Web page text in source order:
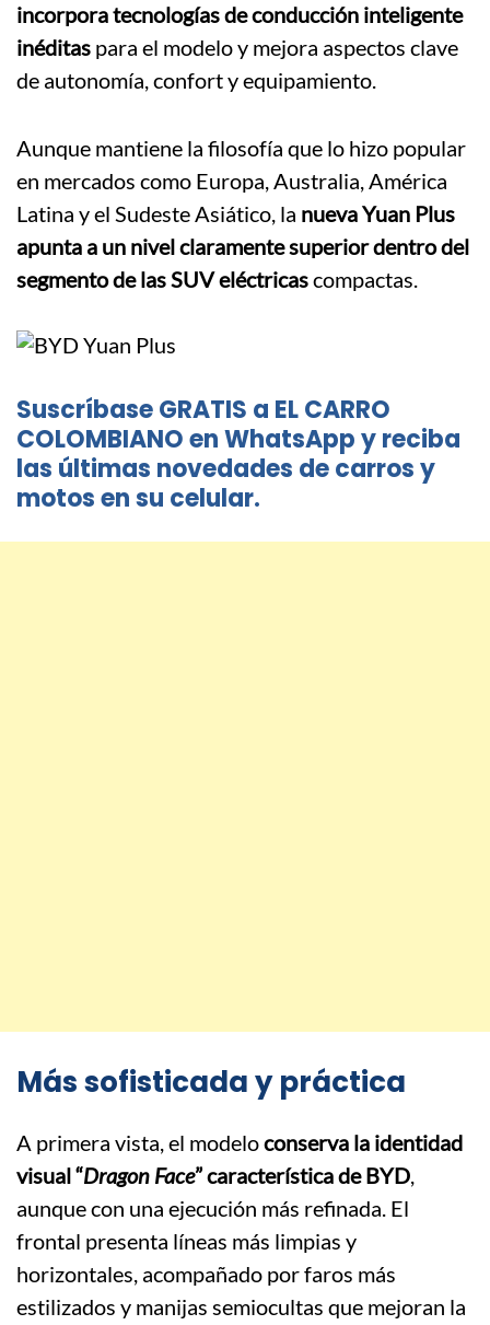
incorpora tecnologías de conducción inteligente
inéditas para el modelo y mejora aspectos clave
de autonomía, confort y equipamiento.
Aunque mantiene la filosofía que lo hizo popular
en mercados como Europa, Australia, América
Latina y el Sudeste Asiático, la nueva Yuan Plus
apunta a un nivel claramente superior dentro del
segmento de las SUV eléctricascompactas.
Suscríbase GRATIS a EL CARRO
COLOMBIANO en WhatsApp y reciba
las últimas novedades de carros y
motos en su celular.
Más sofisticada y práctica
A primera vista, el modeloconserva la identidad
visual “Dragon Face” característica de BYD,
aunque con una ejecución más refinada. El
frontal presenta líneas más limpias y
horizontales, acompañado por faros más
estilizados y manijas semiocultas que mejoran la